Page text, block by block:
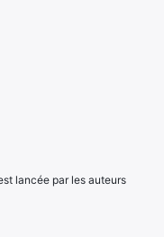
lancée par les auteurs